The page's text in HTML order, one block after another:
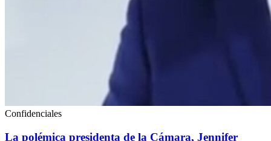
Confidenciales
La polémica presidenta de la Cámara, Jennifer